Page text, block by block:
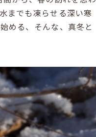
までも凍らせる深い寒
める、そんな、真冬と